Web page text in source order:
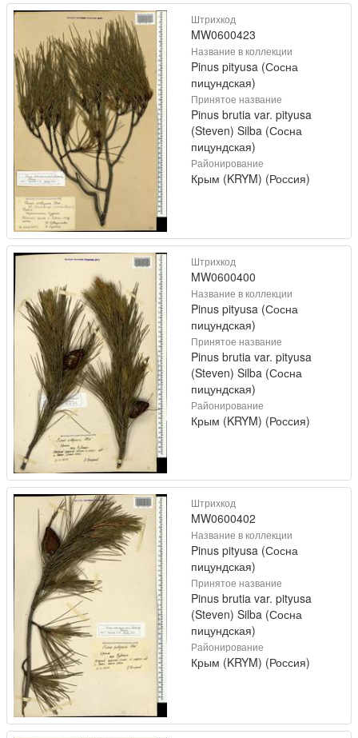
Штрихкод
MW0600423
Название в коллекции
Pinus pityusa (Сосна
пицундская)
Принятое название
Pinus brutia var. pityusa
(Steven) Silba (Сосна
пицундская)
Районирование
Крым (KRYM) (Россия)
Штрихкод
MW0600400
Название в коллекции
Pinus pityusa (Сосна
пицундская)
Принятое название
Pinus brutia var. pityusa
(Steven) Silba (Сосна
пицундская)
Районирование
Крым (KRYM) (Россия)
Штрихкод
MW0600402
Название в коллекции
Pinus pityusa (Сосна
пицундская)
Принятое название
Pinus brutia var. pityusa
(Steven) Silba (Сосна
пицундская)
Районирование
Крым (KRYM) (Россия)